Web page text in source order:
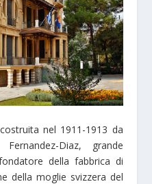
nel 1911-1913 da
Diaz, grande
della fabbrica di
della moglie svizzera del